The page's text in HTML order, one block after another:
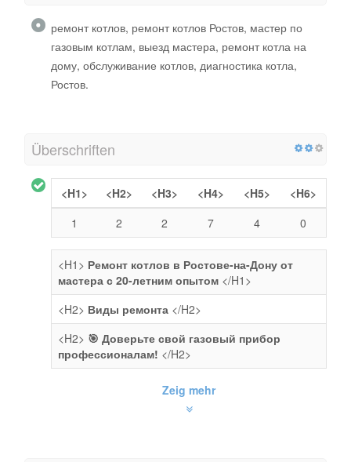
ремонт котлов, ремонт котлов Ростов, мастер по
газовым котлам, выезд мастера, ремонт котла на
дому, обслуживание котлов, диагностика котла,
Ростов.
Überschriften
<H1> <H2> <H3> <H4> <H5>
<H6>
1
2 2 7 4 0
<H1> Ремонт котлов в Ростове-на-Дону от
мастера с 20-летним опытом </H1>
<H2> Виды ремонта </H2>
<H2> 🎯 Доверьте свой газовый прибор
профессионалам! </H2>
Zeig mehr